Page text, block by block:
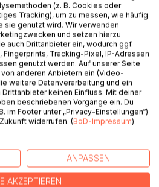
Tag. Und eine Welt, die beginnt,
- eine unbewegliche Sonne hält
Doch am Rand wächst die
und niemand weiß,
mit Stimmen, die kein Lied
was die Elfenvölker für
(z. B. Cookies oder
Tracking), um zu messen, wie häufig
sie genutzt wird. Wir verwenden
und setzen hierzu
auch Drittanbieter ein, wodurch ggf.
Tracking-Pixel, IP-Adressen
genutzt werden. Auf unserer Seite
anderen Anbietern ein (Video-
weitere Datenverarbeitung und ein
keinen Einfluss. Mit deiner
beschriebenen Vorgänge ein. Du
im Footer unter „Privacy-Einstellungen“)
widerrufen. (BoD-Impressum)
ANPASSEN
AKZEPTIEREN